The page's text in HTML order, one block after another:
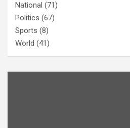
National (71)
Politics (67)
Sports (8)
World (41)